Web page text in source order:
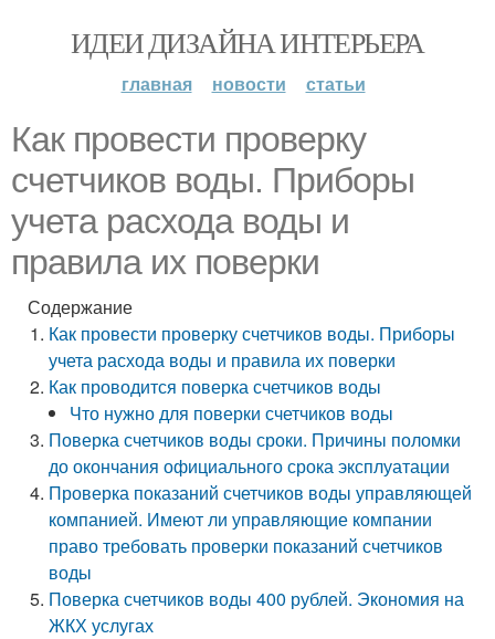
ИДЕИ ДИЗАЙНА ИНТЕРЬЕРА
главная новости статьи
Как провести проверку
счетчиков воды. Приборы
учета расхода воды и
правила их поверки
Содержание
Как провести проверку счетчиков воды. Приборы
учета расхода воды и правила их поверки
Как проводится поверка счетчиков воды
Что нужно для поверки счетчиков воды
Поверка счетчиков воды сроки. Причины поломки
до окончания официального срока эксплуатации
Проверка показаний счетчиков воды управляющей
компанией. Имеют ли управляющие компании
право требовать проверки показаний счетчиков
воды
Поверка счетчиков воды 400 рублей. Экономия на
ЖКХ услугах